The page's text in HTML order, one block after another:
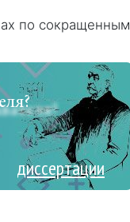
по сокращенным
диссертации